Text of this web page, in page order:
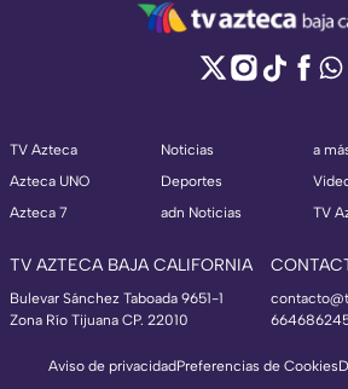
TV Azteca
Azteca UNO
Azteca 7
Noticias
Deportes
adn Noticias
a
TV
TV AZTECA BAJA CALIFORNIA
Bulevar Sánchez Taboada 9651-1
Zona Río Tijuana CP. 22010
Aviso de privacidadPreferencias de Cookies